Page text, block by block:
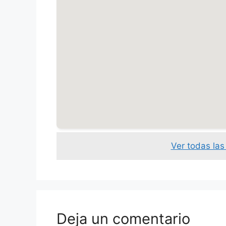
Ver todas
Deja un comentario